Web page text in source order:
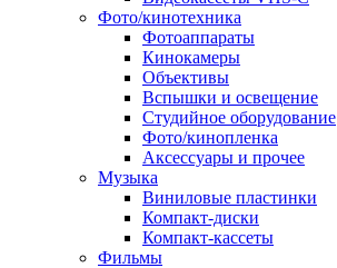
Фото/кинотехника
Фотоаппараты
Кинокамеры
Объективы
Вспышки и освещение
Студийное оборудование
Фото/кинопленка
Аксессуары и прочее
Музыка
Виниловые пластинки
Компакт-диски
Компакт-кассеты
Фильмы